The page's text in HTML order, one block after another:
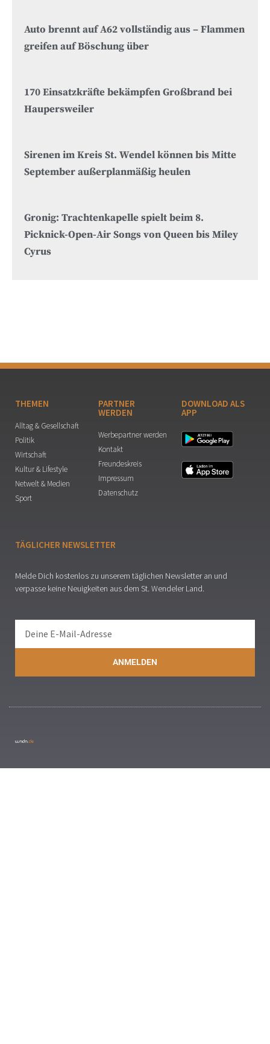
Auto brennt auf A62 vollständig aus – Flammen
greifen auf Böschung über
170 Einsatzkräfte bekämpfen Großbrand bei
Haupersweiler
Sirenen im Kreis St. Wendel können bis Mitte
September außerplanmäßig heulen
Gronig: Trachtenkapelle spielt beim 8.
Picknick-Open-Air Songs von Queen bis Miley
Cyrus
THEMEN
Alltag & Gesellschaft
Politik
Wirtschaft
Kultur & Lifestyle
Netwelt & Medien
Sport
PARTNER
WERDEN
Werbepartner werden
Kontakt
Freundeskreis
Impressum
Datenschutz
DOWNLOAD ALS
APP
TÄGLICHER NEWSLETTER
Melde Dich kostenlos zu unserem täglichen Newsletter an und
verpasse keine Neuigkeiten aus dem St. Wendeler Land.
ANMELDEN